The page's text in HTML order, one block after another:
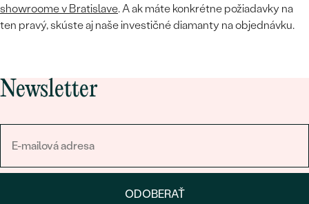
PODĽA CENY
LUXUSNÉ
PODĽA DRAHOKAMU
FAREBNÝ DIAMANT
ČIERNY DIAMANT
PODĽA MATERIÁLU
STRIEBORNÉ
PLATINOVÉ
PODĽA DRAHOKAMU
S DIAMANTMI
S PERLAMI
PODĽA CENY
CENOVO DOSTUPNÉ
SO ZVIERATAMI
S DIAMANTMI
S DRAHOKAMAMI
PODĽA DRAHOKAMU
S DIAMANTMI
S PERLAMI
PODĽA CENY
CENOVO DOSTUPNÉ
showroome v Bratislave. A ak máte konkrétne požiadavky na
ten pravý, skúste aj naše investičné diamanty na objednávku.
Newsletter
ODOBERAŤ